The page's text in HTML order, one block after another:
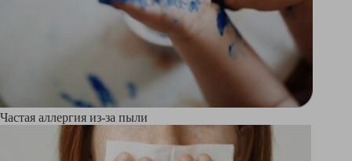
Частая аллергия из-за пыли